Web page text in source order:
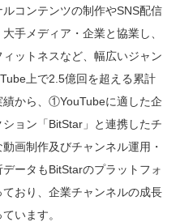
コンテンツの制作やSNS配信
手メディア・企業と協業し、
ットネスなど、幅広いジャン
上で2.5億回を超える累計
から、①YouTubeに適した企
ョン「BitStar」と連携したチ
画制作及びチャンネル運用・
ータもBitStarのプラットフォ
おり、企業チャンネルの成長
います。